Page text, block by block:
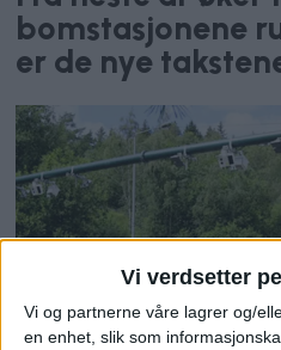
Vi verdsetter
Vi og partnerne våre lagrer og/
en enhet, slik som
bomstasjonene
er de nye